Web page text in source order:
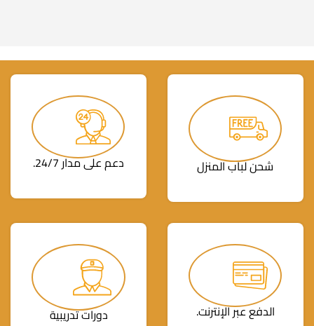
شحن لباب المنزل دعم على مدار 24/7.
الدفع عبر الإنترنت. دورات تدريبية